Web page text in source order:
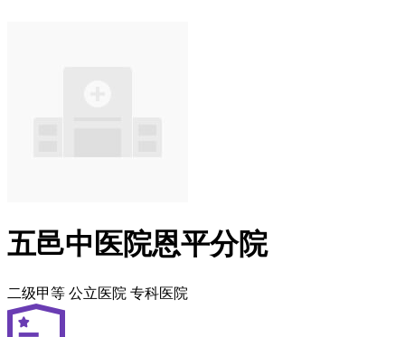
五邑中医院恩平分院
二级甲等 公立医院 专科医院